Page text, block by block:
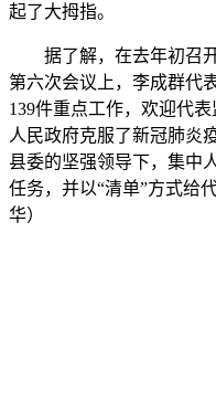
起了大拇指。
据了解，在去年初召开
第六次会议上，李成群代
139件重点工作，欢迎代
人民政府克服了新冠肺炎
县委的坚强领导下，集中
任务，并以“清单”方式给
华）